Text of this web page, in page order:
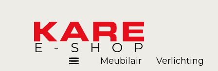
E-SHOP
Meubilair Verlichting